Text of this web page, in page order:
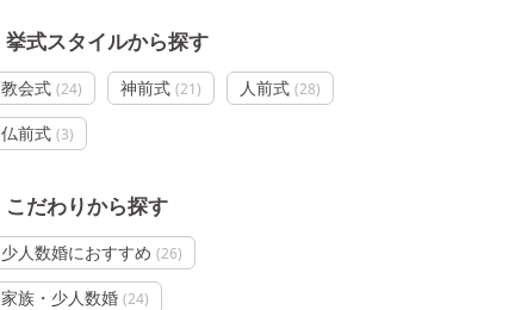
挙式スタイルから探す
教会式 (24) 神前式 (21) 人前式 (28)
仏前式 (3)
こだわりから探す
少人数婚におすすめ (26)
家族・少人数婚 (24)